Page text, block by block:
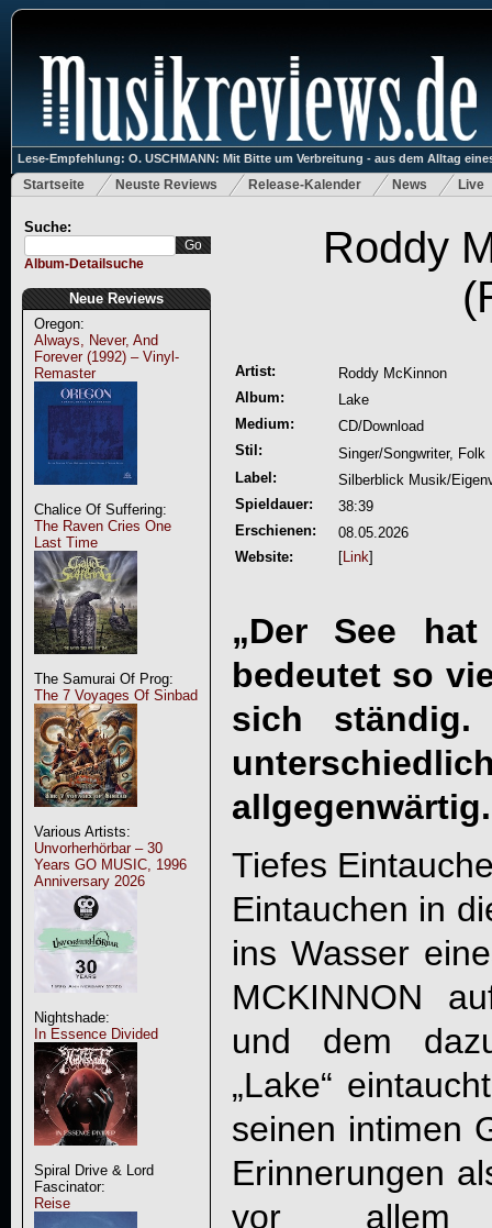
Lese-Empfehlung: O. USCHMANN: Mit Bitte um Verbreitung - aus dem Alltag
Startseite Neuste Reviews Release-Kalender News Live
Suche:
Album-Detailsuche
Neue Reviews
Oregon:
Always, Never, And
Forever (1992) – Vinyl-
Remaster
Chalice Of Suffering:
The Raven Cries One
Last Time
The Samurai Of Prog:
The 7 Voyages Of Sinbad
Various Artists:
Unvorherhörbar – 30
Years GO MUSIC, 1996
Anniversary 2026
Nightshade:
In Essence Divided
Spiral Drive & Lord
Fascinator:
Reise
Roddy
Artist:
Roddy McKinnon
Album:
Lake
Medium:
CD/Download
Stil:
Singer/Songwriter, Folk
Label:
Silberblick Musik/
Spieldauer:
38:39
Erschienen:
08.05.2026
Website:
[Link]
„Der See
bedeutet so
sich
Tiefes
Eintauchen in
ins Wasser
MCKINNON
und dem
„Lake“
seinen intimen
Erinnerungen
vor allem